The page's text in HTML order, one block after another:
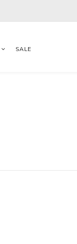
SALE